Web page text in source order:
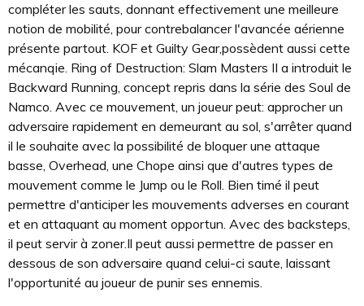
compléter les sauts, donnant effectivement une meilleure
notion de mobilité, pour contrebalancer l'avancée aérienne
présente partout. KOF et Guilty Gear,possèdent aussi cette
mécanqie. Ring of Destruction: Slam Masters II a introduit le
Backward Running, concept repris dans la série des Soul de
Namco. Avec ce mouvement, un joueur peut: approcher un
adversaire rapidement en demeurant au sol, s'arrêter quand
il le souhaite avec la possibilité de bloquer une attaque
basse, Overhead, une Chope ainsi que d'autres types de
mouvement comme le Jump ou le Roll. Bien timé il peut
permettre d'anticiper les mouvements adverses en courant
et en attaquant au moment opportun. Avec des backsteps,
il peut servir à zoner.Il peut aussi permettre de passer en
dessous de son adversaire quand celui-ci saute, laissant
l'opportunité au joueur de punir ses ennemis.